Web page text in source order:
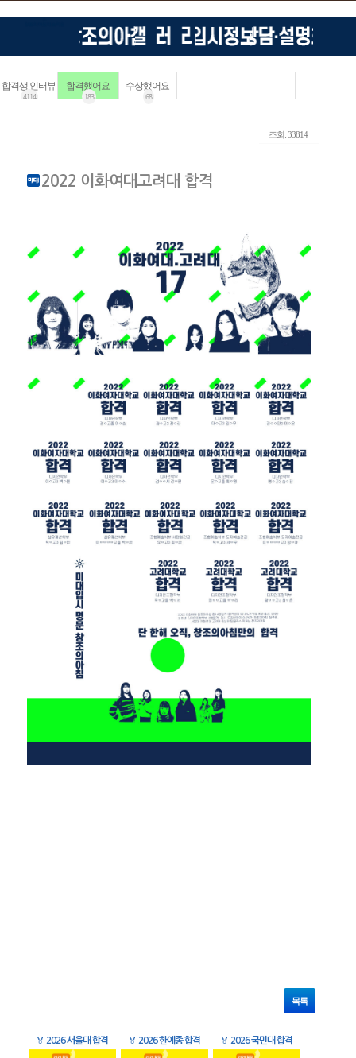
합격생 인터뷰
4114
합격했어요
183
수상했어요
68
ㆍ조회: 33814
2022 이화여대고려대 합격
목록
🏅 2026 서울대 합격 🏅 2026 한예종 합격 🏅 2026 국민대 합격